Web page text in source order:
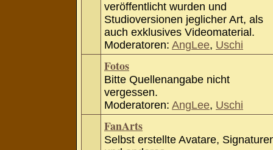
veröffentlicht wurden und
Studioversionen jeglicher Art, als
auch exklusives Videomaterial.
Moderatoren: AngLee, Uschi
Fotos
Bitte Quellenangabe nicht
vergessen.
Moderatoren: AngLee, Uschi
FanArts
Selbst erstellte Avatare,